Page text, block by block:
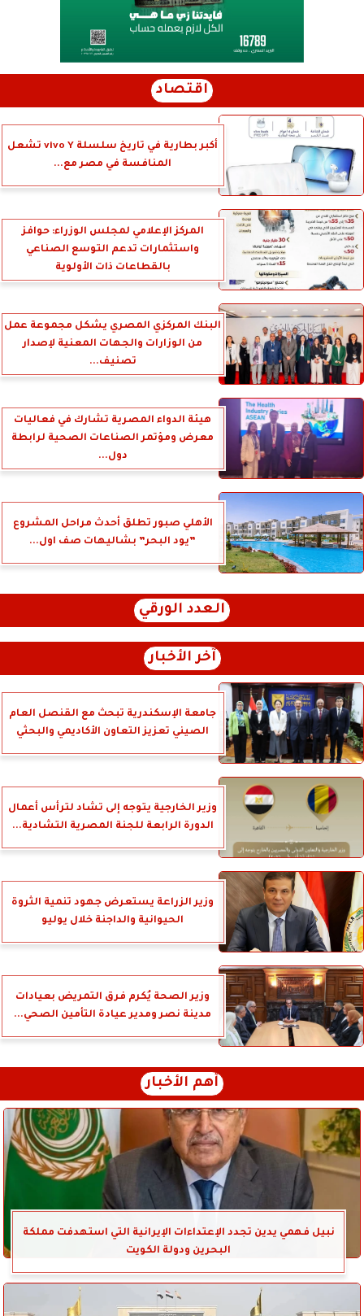
اقتصاد
أكبر بطارية في تاريخ سلسلة vivo Y تشعل
المنافسة في مصر مع...
المركز الإعلامي لمجلس الوزراء: حوافز
واستثمارات تدعم التوسع الصناعي
بالقطاعات ذات الأولوية
البنك المركزي المصري يشكل مجموعة عمل
من الوزارات والجهات المعنية لإصدار
تصنيف...
هيئة الدواء المصرية تشارك في فعاليات
معرض ومؤتمر الصناعات الصحية لرابطة
دول...
الأهلي صبور تطلق أحدث مراحل المشروع
”يود البحر” بشاليهات صف اول...
العدد الورقي
آخر الأخبار
جامعة الإسكندرية تبحث مع القنصل العام
الصيني تعزيز التعاون الأكاديمي والبحثي
وزير الخارجية يتوجه إلى تشاد لترأس أعمال
الدورة الرابعة للجنة المصرية التشادية...
وزير الزراعة يستعرض جهود تنمية الثروة
الحيوانية والداجنة خلال يوليو
وزير الصحة يُكرم فرق التمريض بعيادات
مدينة نصر ومدير عيادة التأمين الصحي...
أهم الأخبار
نبيل فهمي يدين تجدد الإعتداءات الإيرانية التي استهدفت مملكة
البحرين ودولة الكويت